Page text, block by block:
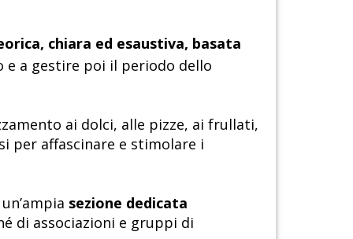
chiara ed esaustiva, basata
e a gestire poi il periodo dello
ai dolci, alle pizze, ai frullati,
per affascinare e stimolare i
sezione dedicata
di associazioni e gruppi di